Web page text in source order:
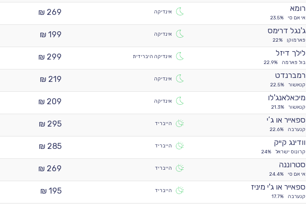
רומא
אי אם סי 23.5%
אינדיקה
269 ₪
ג'נגל דרימס
פארמוקן 22%
אינדיקה
199 ₪
לילך דיזל
בול פארמה 22.9%
אינדיקה היברידית
299 ₪
רמברנדט
קנאשור 22.5%
אינדיקה
219 ₪
מיכאלאנג'לו
קנאשור 21.3%
אינדיקה
209 ₪
ספאייר או ג’י
קנערבה 22.6%
הייבריד
295 ₪
וודינג קייק
קרונוס ישראל 24%
הייבריד
285 ₪
סטרוננה
אי אם סי 24.4%
הייבריד
269 ₪
ספאייר או ג'י מיניז
קנערבה 17.7%
הייבריד
195 ₪